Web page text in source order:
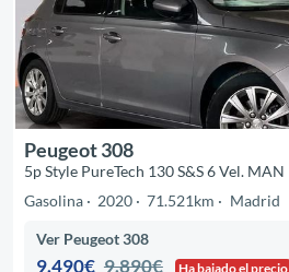
Peugeot 308
5p Style PureTech 130 S&S 6 Vel. MAN
Gasolina
2020 71.521km Madrid
Ver Peugeot 308
9.490€ 9.890€ Ha bajado el precio